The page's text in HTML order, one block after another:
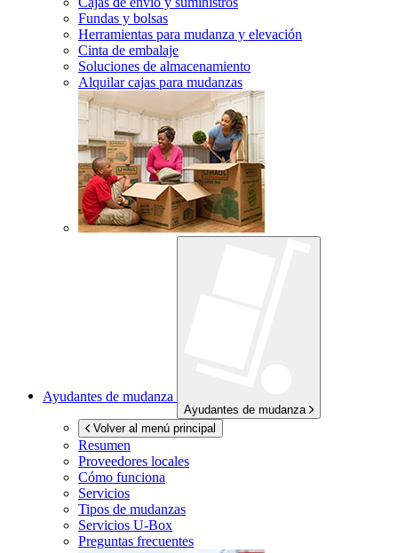
Fundas y bolsas
Herramientas para mudanza y elevación
Cinta de embalaje
Soluciones de almacenamiento
Alquilar cajas para mudanzas
Ayudantes de mudanza
Ayudantes de mudanza
Volver al menú principal
Resumen
Proveedores locales
Cómo funciona
Servicios
Tipos de mudanzas
Servicios U-Box
Preguntas frecuentes